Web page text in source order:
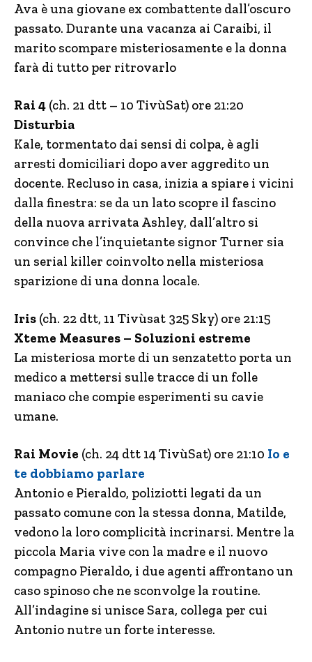
Ava è una giovane ex combattente dall’oscuro
passato. Durante una vacanza ai Caraibi, il
marito scompare misteriosamente e la donna
farà di tutto per ritrovarlo
Rai 4 (ch. 21 dtt – 10 TivùSat) ore 21:20
Disturbia
Kale, tormentato dai sensi di colpa, è agli
arresti domiciliari dopo aver aggredito un
docente. Recluso in casa, inizia a spiare i vicini
dalla finestra: se da un lato scopre il fascino
della nuova arrivata Ashley, dall’altro si
convince che l’inquietante signor Turner sia
un serial killer coinvolto nella misteriosa
sparizione di una donna locale.
Iris (ch. 22 dtt, 11 Tivùsat 325 Sky) ore 21:15
Xteme Measures – Soluzioni estreme
La misteriosa morte di un senzatetto porta un
medico a mettersi sulle tracce di un folle
maniaco che compie esperimenti su cavie
umane.
Rai Movie (ch. 24 dtt 14 TivùSat) ore 21:10 Io e
te dobbiamo parlare
Antonio e Pieraldo, poliziotti legati da un
passato comune con la stessa donna, Matilde,
vedono la loro complicità incrinarsi. Mentre la
piccola Maria vive con la madre e il nuovo
compagno Pieraldo, i due agenti affrontano un
caso spinoso che ne sconvolge la routine.
All’indagine si unisce Sara, collega per cui
Antonio nutre un forte interesse.